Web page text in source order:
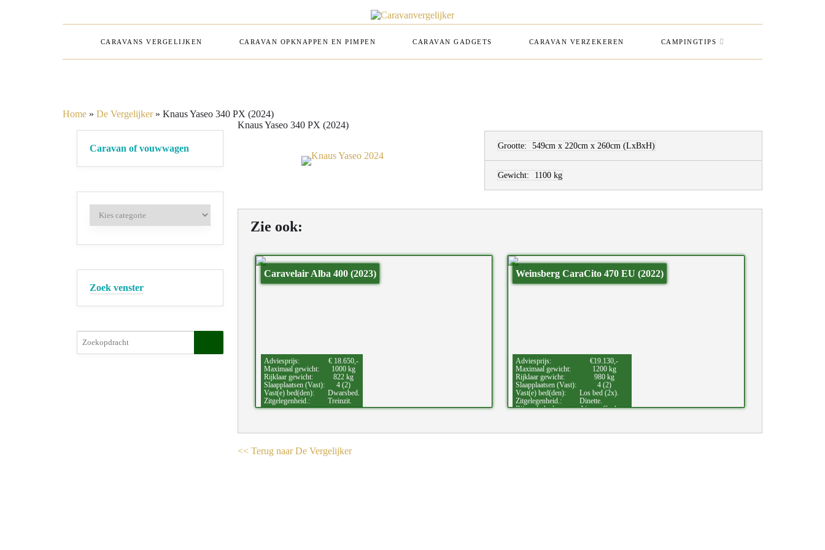
CARAVANS VERGELIJKEN CARAVAN OPKNAPPEN EN PIMPEN CARAVAN GADGETS CARAVAN VERZEKEREN CAMPINGTIPS
Home » De Vergelijker» Knaus Yaseo 340 PX (2024)
Knaus Yaseo 340 PX (2024)
Grootte: 549cm x 220cm x 260cm (LxBxH)
Gewicht: 1100 kg
Zie ook:
Caravelair Alba 400 (2023)
Adviesprijs:
€ 18.650,-
Maximaal gewicht:
1000 kg
Rijklaar gewicht:
822 kg
Slaapplaatsen (Vast):
4 (2)
Vast(e) bed(den):
Dwarsbed.
Zitgelegenheid.:
Treinzit.
Weinsberg CaraCito 470 EU (2022)
Adviesprijs:
€19.130,-
Maximaal gewicht:
1200 kg
Rijklaar gewicht:
980 kg
Slaapplaatsen (Vast):
4 (2)
Vast(e) bed(den):
Los bed (2x).
Zitgelegenheid.:
Dinette.
Bijzonderheden:
Airco., Gasloos.
<< Terug naar De Vergelijker
Caravan of vouwwagen
Zoek venster